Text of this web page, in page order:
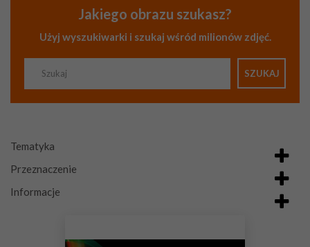
Jakiego obrazu szukasz?
Użyj wyszukiwarki i szukaj wśród milionów zdjęć.
SZUKAJ
Tematyka
Przeznaczenie
Informacje